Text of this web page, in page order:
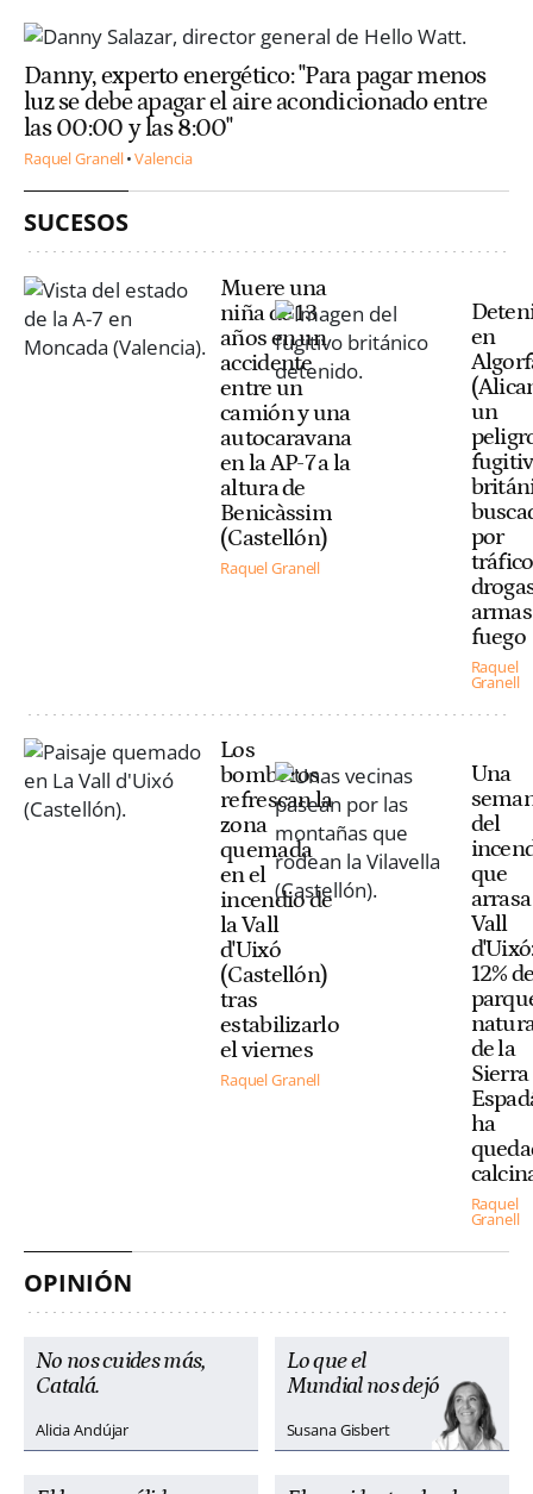
Danny, experto energético: "Para pagar menos
luz se debe apagar el aire acondicionado entre
las 00:00 y las 8:00"
Raquel Granell Valencia
SUCESOS
Muere una
niña de 13
años en un
accidente
entre un
camión y una
autocaravana
en la AP-7 a la
altura de
Benicàssim
(Castellón)
Raquel Granell
en
un
por
fuego
Raquel
Granell
Los
bomberos
refrescan la
zona
quemada
en el
incendio de
la Vall
d'Uixó
(Castellón)
tras
estabilizarlo
el viernes
Raquel Granell
Una
del
que
Vall
12%
de la
Sierra
ha
Raquel
Granell
OPINIÓN
No nos cuides más,
Catalá.
Alicia Andújar
Lo que el
Mundial nos dejó
Susana Gisbert